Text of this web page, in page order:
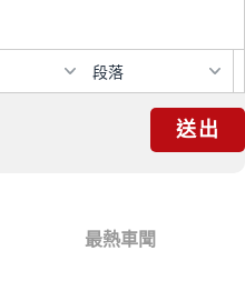
段落
送出
最熱車聞